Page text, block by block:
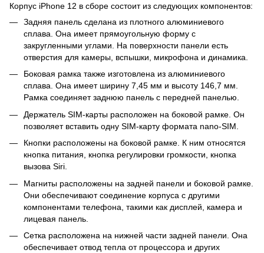
Корпус iPhone 12 в сборе состоит из следующих компонентов:
Задняя панель сделана из плотного алюминиевого
сплава. Она имеет прямоугольную форму с
закругленными углами. На поверхности панели есть
отверстия для камеры, вспышки, микрофона и динамика.
Боковая рамка также изготовлена из алюминиевого
сплава. Она имеет ширину 7,45 мм и высоту 146,7 мм.
Рамка соединяет заднюю панель с передней панелью.
Держатель SIM-карты расположен на боковой рамке. Он
позволяет вставить одну SIM-карту формата nano-SIM.
Кнопки расположены на боковой рамке. К ним относятся
кнопка питания, кнопка регулировки громкости, кнопка
вызова Siri.
Магниты расположены на задней панели и боковой рамке.
Они обеспечивают соединение корпуса с другими
компонентами телефона, такими как дисплей, камера и
лицевая панель.
Сетка расположена на нижней части задней панели. Она
обеспечивает отвод тепла от процессора и других